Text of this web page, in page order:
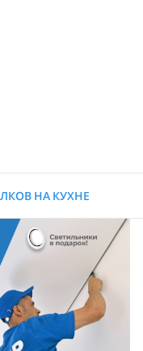
НА КУХНЕ